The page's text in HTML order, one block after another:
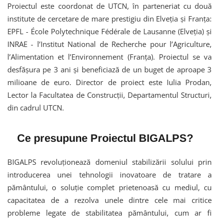
Proiectul este coordonat de UTCN, în parteneriat cu două
institute de cercetare de mare prestigiu din Elveția și Franța:
EPFL - École Polytechnique Fédérale de Lausanne (Elveția) și
INRAE - l’Institut National de Recherche pour l’Agriculture,
l’Alimentation et l’Environnement (Franța). Proiectul se va
desfășura pe 3 ani și beneficiază de un buget de aproape 3
milioane de euro. Director de proiect este Iulia Prodan,
Lector la Facultatea de Construcții, Departamentul Structuri,
din cadrul UTCN.
Ce presupune Proiectul BIGALPS?
BIGALPS revoluționează domeniul stabilizării solului prin
introducerea unei tehnologii inovatoare de tratare a
pământului, o soluție complet prietenoasă cu mediul, cu
capacitatea de a rezolva unele dintre cele mai critice
probleme legate de stabilitatea pământului, cum ar fi